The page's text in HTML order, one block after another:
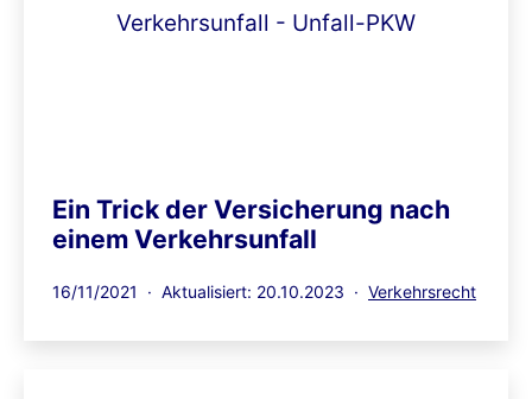
Ein Trick der Versicherung nach
einem Verkehrsunfall
Veröffentlicht
16/11/2021 Aktualisiert: 20.10.2023
Kategorisiert
Verkehrsrecht